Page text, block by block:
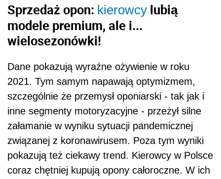
Sprzedaż opon: kierowcy lubią
modele premium, ale i...
wielosezonówki!
Dane pokazują wyraźne ożywienie w roku
2021. Tym samym napawają optymizmem,
szczególnie że przemysł oponiarski - tak jak i
inne segmenty motoryzacyjne - przeżył silne
załamanie w wyniku sytuacji pandemicznej
związanej z koronawirusem. Poza tym wyniki
pokazują też ciekawy trend. Kierowcy w Polsce
coraz chętniej kupują opony całoroczne. W ich